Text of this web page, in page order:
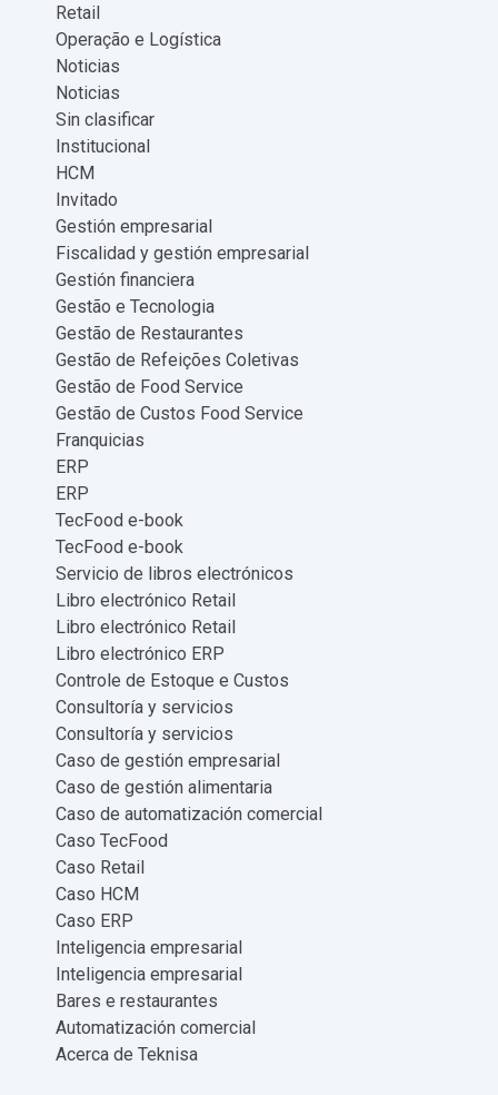
Retail
Operação e Logística
Noticias
Noticias
Sin clasificar
Institucional
HCM
Invitado
Gestión empresarial
Fiscalidad y gestión empresarial
Gestión financiera
Gestão e Tecnologia
Gestão de Restaurantes
Gestão de Refeições Coletivas
Gestão de Food Service
Gestão de Custos Food Service
Franquicias
ERP
ERP
TecFood e-book
TecFood e-book
Servicio de libros electrónicos
Libro electrónico Retail
Libro electrónico Retail
Libro electrónico ERP
Controle de Estoque e Custos
Consultoría y servicios
Consultoría y servicios
Caso de gestión empresarial
Caso de gestión alimentaria
Caso de automatización comercial
Caso TecFood
Caso Retail
Caso HCM
Caso ERP
Inteligencia empresarial
Inteligencia empresarial
Bares e restaurantes
Automatización comercial
Acerca de Teknisa